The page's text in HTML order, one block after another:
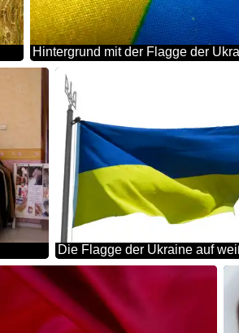
Hintergrund mit der Flagge der